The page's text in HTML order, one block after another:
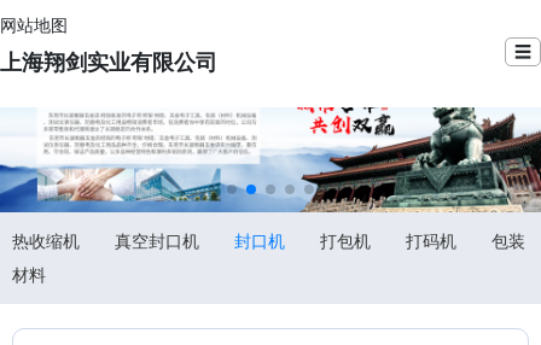
网站地图
上海翔剑实业有限公司 ☰
热收缩机 真空封口机 封口机 打包机 打码机
包装
材料